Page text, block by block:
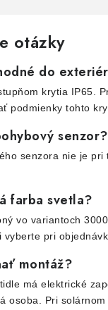
otázky
do
krytia IP65.
podmienky tohto
senzor?
senzora nie je pri
farba svetla?
vo variantoch
pri
montáž?
má elektrické
osoba. Pri